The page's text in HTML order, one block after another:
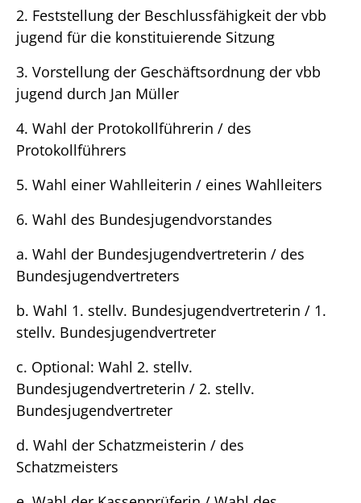
2. Feststellung der Beschlussfähigkeit der vbb
jugend für die konstituierende Sitzung
3. Vorstellung der Geschäftsordnung der vbb
jugend durch Jan Müller
4. Wahl der Protokollführerin / des
Protokollführers
5. Wahl einer Wahlleiterin / eines Wahlleiters
6. Wahl des Bundesjugendvorstandes
a. Wahl der Bundesjugendvertreterin / des
Bundesjugendvertreters
b. Wahl 1. stellv. Bundesjugendvertreterin / 1.
stellv. Bundesjugendvertreter
c. Optional: Wahl 2. stellv.
Bundesjugendvertreterin / 2. stellv.
Bundesjugendvertreter
d. Wahl der Schatzmeisterin / des
Schatzmeisters